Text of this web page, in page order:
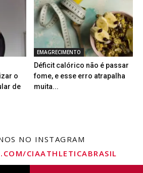
o
de
EMAGRECIMENTO
Déficit calórico não é passar
fome, e esse erro atrapalha
muita...
NO INSTAGRAM
CIAATHLETICABRASIL